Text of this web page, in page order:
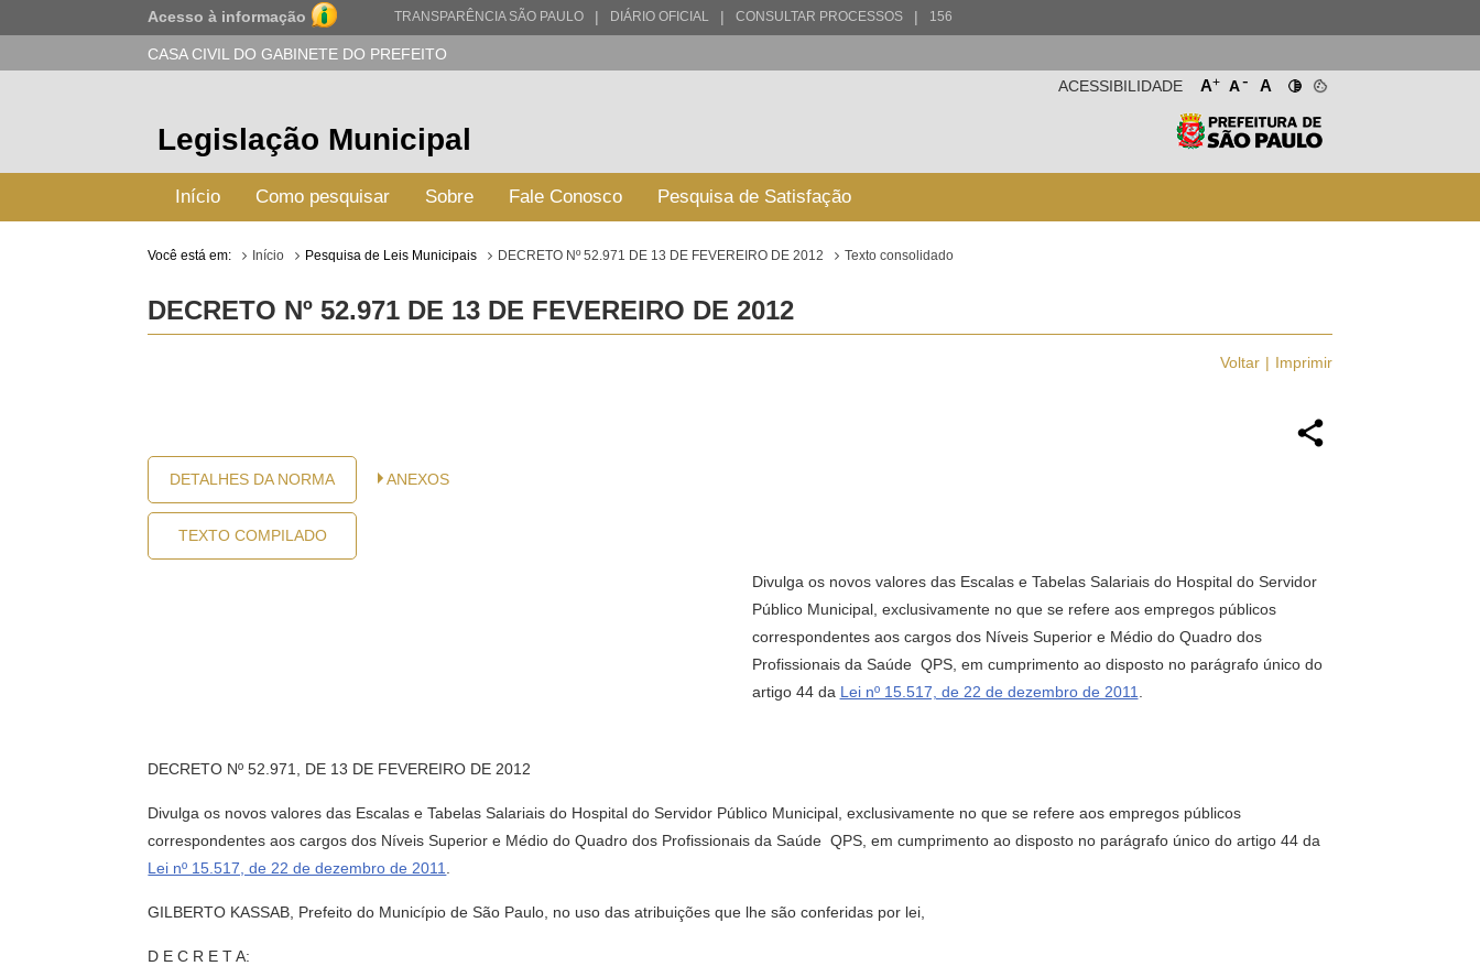
Acesso à informação TRANSPARÊNCIA SÃO PAULO | DIÁRIO OFICIAL | CONSULTAR PROCESSOS | 156
CASA CIVIL DO GABINETE DO PREFEITO
A+ A- A
ACESSIBILIDADE
Legislação Municipal
Início Como pesquisar Sobre Fale Conosco Pesquisa de Satisfação
Você está em: Início Pesquisa de Leis Municipais DECRETO Nº 52.971 DE 13 DE FEVEREIRO DE 2012 Texto consolidado
DECRETO Nº 52.971 DE 13 DE FEVEREIRO DE 2012
Voltar Imprimir
DETALHES DA NORMA
TEXTO COMPILADO
ANEXOS
Divulga os novos valores das Escalas e Tabelas Salariais do Hospital do Servidor
Público Municipal, exclusivamente no que se refere aos empregos públicos
correspondentes aos cargos dos Níveis Superior e Médio do Quadro dos
Profissionais da Saúde  QPS, em cumprimento ao disposto no parágrafo único do
artigo 44 da Lei nº 15.517, de 22 de dezembro de 2011
DECRETO Nº 52.971, DE 13 DE FEVEREIRO DE 2012
Divulga os novos valores das Escalas e Tabelas Salariais do Hospital do Servidor Público Municipal, exclusivamente no que se refere aos empregos públicos
correspondentes aos cargos dos Níveis Superior e Médio do Quadro dos Profissionais da Saúde  QPS, em cumprimento ao disposto no parágrafo único do artigo 44 da
Lei nº 15.517, de 22 de dezembro de 2011
GILBERTO KASSAB, Prefeito do Município de São Paulo, no uso das atribuições que lhe são conferidas por lei,
D E C R E T A: